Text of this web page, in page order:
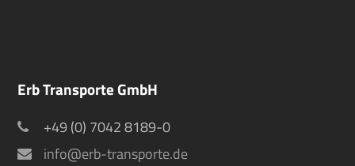
Erb Transporte GmbH
+49 (0) 7042 8189-0
info@erb-transporte.de